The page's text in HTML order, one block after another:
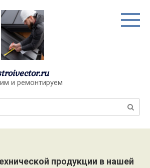
и ремонтируем
продукции в нашей